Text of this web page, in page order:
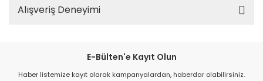
Alışveriş Deneyimi
E-Bülten'e Kayıt Olun
Haber listemize kayıt olarak kampanyalardan, haberdar olabilirsiniz.